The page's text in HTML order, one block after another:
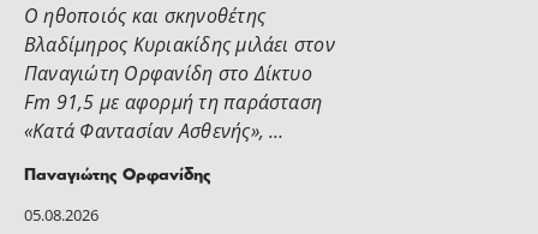
05.08.2026
Ο ηθοποιός και σκηνοθέτης
Βλαδίμηρος Κυριακίδης μιλάει στoν
Παναγιώτη Ορφανίδη στο Δίκτυο
Fm 91,5 με αφορμή τη παράσταση
«Κατά Φαντασίαν Ασθενής», …
Παναγιώτης Ορφανίδης